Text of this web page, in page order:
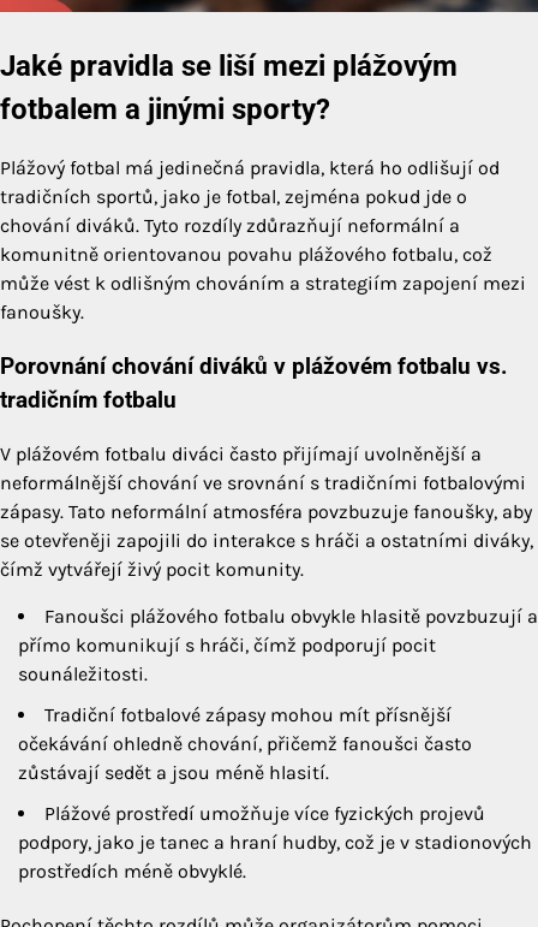
Jaké pravidla se liší mezi plážovým
fotbalem a jinými sporty?
Plážový fotbal má jedinečná pravidla, která ho odlišují od
tradičních sportů, jako je fotbal, zejména pokud jde o
chování diváků. Tyto rozdíly zdůrazňují neformální a
komunitně orientovanou povahu plážového fotbalu, což
může vést k odlišným chováním a strategiím zapojení mezi
fanoušky.
Porovnání chování diváků v plážovém fotbalu vs.
tradičním fotbalu
V plážovém fotbalu diváci často přijímají uvolněnější a
neformálnější chování ve srovnání s tradičními fotbalovými
zápasy. Tato neformální atmosféra povzbuzuje fanoušky, aby
se otevřeněji zapojili do interakce s hráči a ostatními diváky,
čímž vytvářejí živý pocit komunity.
Fanoušci plážového fotbalu obvykle hlasitě povzbuzují a
přímo komunikují s hráči, čímž podporují pocit
sounáležitosti.
Tradiční fotbalové zápasy mohou mít přísnější
očekávání ohledně chování, přičemž fanoušci často
zůstávají sedět a jsou méně hlasití.
Plážové prostředí umožňuje více fyzických projevů
podpory, jako je tanec a hraní hudby, což je v stadionových
prostředích méně obvyklé.